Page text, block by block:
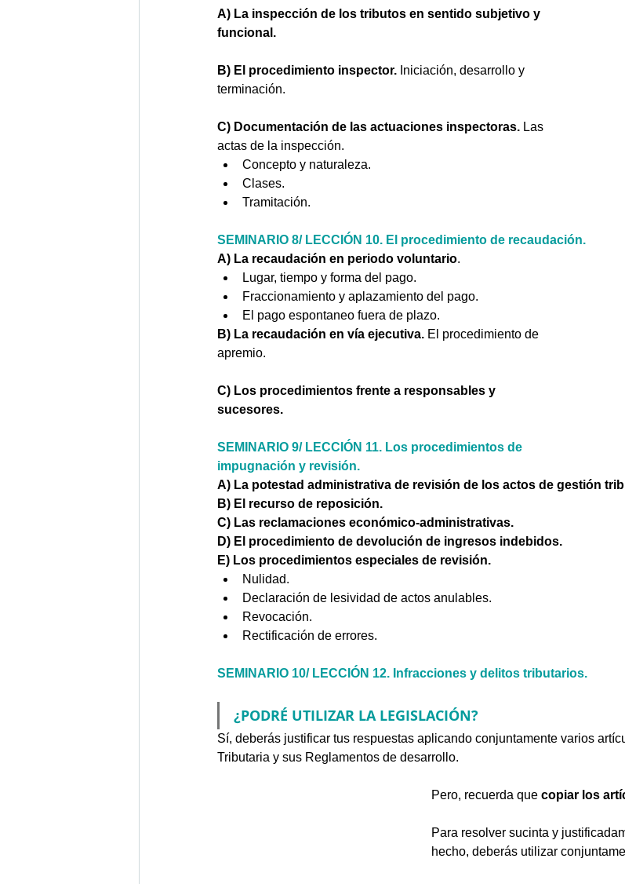
A) La inspección de los tributos en sentido subjetivo y
funcional.
B) El procedimiento inspector. Iniciación, desarrollo y
terminación.
C) Documentación de las actuaciones inspectoras. Las
actas de la inspección.
Concepto y naturaleza.
Clases.
Tramitación.
SEMINARIO 8/ LECCIÓN 10. El procedimiento de recaudación.
A) La recaudación en periodo voluntario.
Lugar, tiempo y forma del pago.
Fraccionamiento y aplazamiento del pago.
El pago espontaneo fuera de plazo.
B) La recaudación en vía ejecutiva. El procedimiento de
apremio.
C) Los procedimientos frente a responsables y
sucesores.
SEMINARIO 9/ LECCIÓN 11. Los procedimientos de
impugnación y revisión.
A) La potestad administrativa de revisión de los actos de gestión
B) El recurso de reposición.
C) Las reclamaciones económico-administrativas.
D) El procedimiento de devolución de ingresos indebidos.
E) Los procedimientos especiales de revisión.
Nulidad.
Declaración de lesividad de actos anulables.
Revocación.
Rectificación de errores.
SEMINARIO 10/ LECCIÓN 12. Infracciones y delitos tributarios.
¿PODRÉ UTILIZAR LA LEGISLACIÓN?
Sí, deberás justificar tus respuestas aplicando conjuntamente varios
Tributaria y sus Reglamentos de desarrollo.
Pero, recuerda que copiar los
Para resolver sucinta y
hecho, deberás utilizar